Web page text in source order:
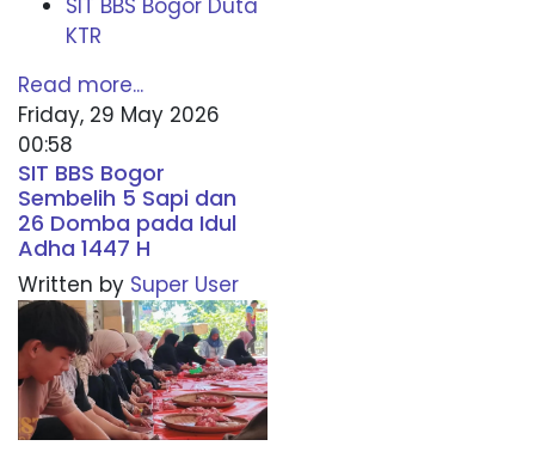
KTR
Read more...
Friday, 29 May 2026
00:58
SIT BBS Bogor
Sembelih 5 Sapi dan
26 Domba pada Idul
Adha 1447 H
Written by Super User